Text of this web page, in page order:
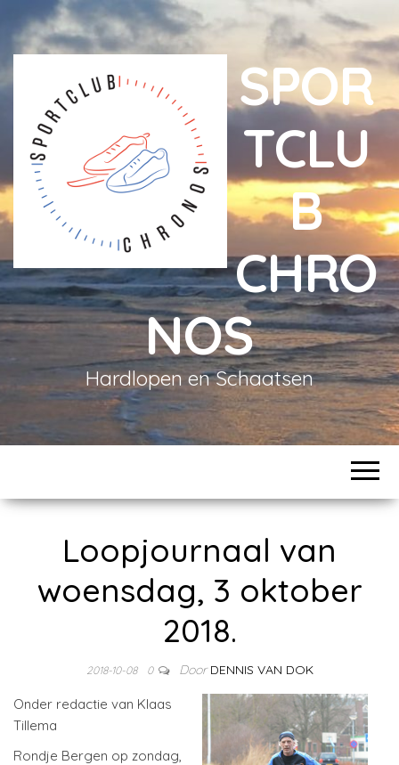
SPOR
TCLU
B
CHRO
NOS
Hardlopen en Schaatsen
Loopjournaal van
woensdag, 3 oktober
2018.
2018-10-08 0 Door DENNIS VAN DOK
Onder redactie van Klaas
Tillema
Rondje Bergen op zondag,